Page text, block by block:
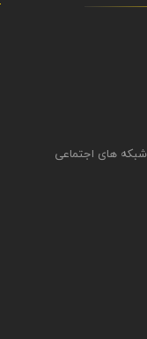
های اجتماعی